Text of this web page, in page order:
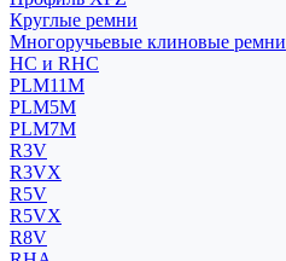
Круглые ремни
Многоручьевые клиновые ремни
HC и RHC
PLM11M
PLM5M
PLM7M
R3V
R3VX
R5V
R5VX
R8V